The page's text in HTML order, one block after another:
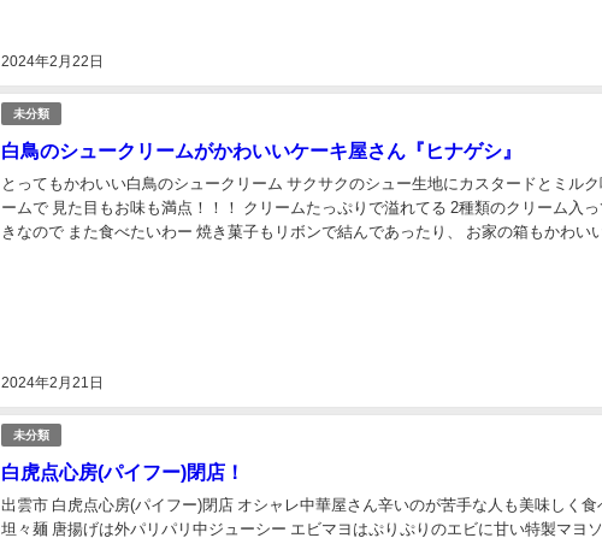
2024年2月22日
未分類
白鳥のシュークリームがかわいいケーキ屋さん『ヒナゲシ』
2024年2月21日
とってもかわいい白鳥のシュークリーム サクサクのシュー生地にカスタードとミルク
ームで 見た目もお味も満点！！！ クリームたっぷりで溢れてる 2種類のクリーム入
きなので また食べたいわー 焼き菓子もリボンで結んであったり、 お家の箱もかわい
未分類
白虎点心房(パイフー)閉店！
出雲市 白虎点心房(パイフー)閉店 オシャレ中華屋さん辛いのが苦手な人も美味しく食
坦々麺 唐揚げは外パリパリ中ジューシー エビマヨはぷりぷりのエビに甘い特製マヨ